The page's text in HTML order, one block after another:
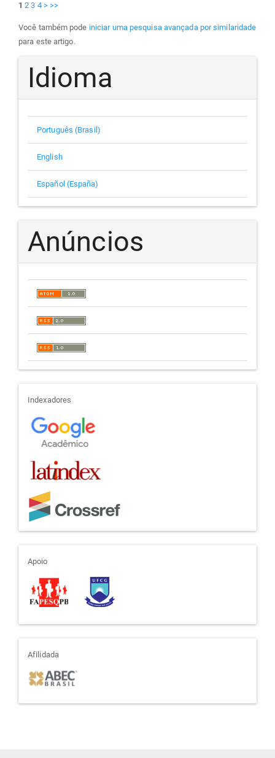
1 2 3 4 > >>
Você também pode iniciar uma pesquisa avançada por similaridade
para este artigo.
Idioma
Português (Brasil)
English
Español (España)
Anúncios
indexadores
Indexadores
apoio
Apoio
afiliada
Afilidada